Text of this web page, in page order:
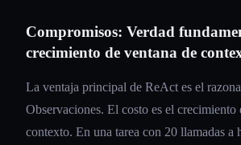
Compromisos: Verdad
crecimiento de ventana de
La ventaja principal de ReAct es el
Observaciones. El costo es el crecimiento
contexto. En una tarea con 20 llamadas a